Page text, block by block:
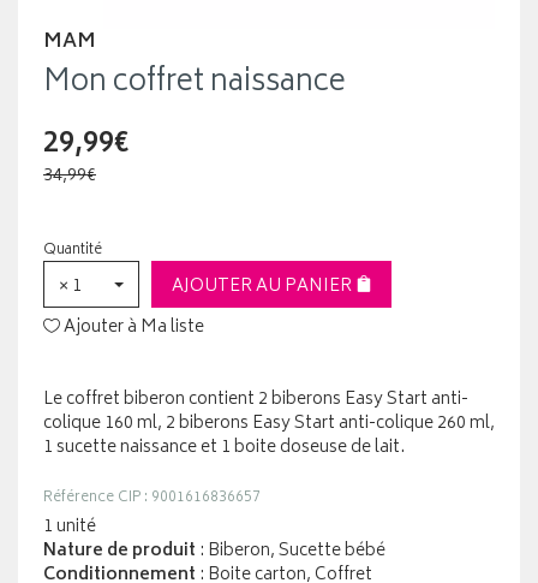
MAM
Mon coffret naissance
29,99€
34,99€
Quantité
× 1
AJOUTER AU PANIER
Ajouter à Ma liste
Le coffret biberon contient 2 biberons Easy Start anti-
colique 160 ml, 2 biberons Easy Start anti-colique 260 ml,
1 sucette naissance et 1 boite doseuse de lait.
Référence CIP : 9001616836657
1 unité
Nature de produit : Biberon, Sucette bébé
Conditionnement : Boite carton, Coffret